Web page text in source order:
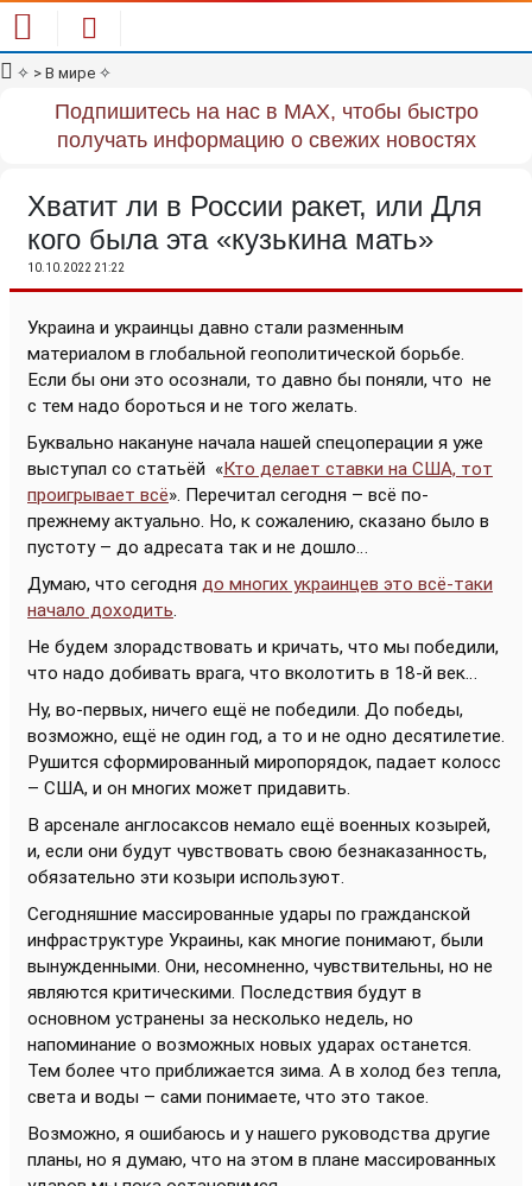
✧ > В мире ✧
Подпишитесь на нас в MAX, чтобы быстро
получать информацию о свежих новостях
Хватит ли в России ракет, или Для
кого была эта «кузькина мать»
10.10.2022 21:22
Украина и украинцы давно стали разменным
материалом в глобальной геополитической борьбе.
Если бы они это осознали, то давно бы поняли, что не
с тем надо бороться и не того желать.
Буквально накануне начала нашей спецоперации я уже
выступал со статьёй «Кто делает ставки на США, тот
проигрывает всё». Перечитал сегодня – всё по-
прежнему актуально. Но, к сожалению, сказано было в
пустоту – до адресата так и не дошло…
Думаю, что сегодня до многих украинцев это всё-таки
начало доходить.
Не будем злорадствовать и кричать, что мы победили,
что надо добивать врага, что вколотить в 18-й век…
Ну, во-первых, ничего ещё не победили. До победы,
возможно, ещё не один год, а то и не одно десятилетие.
Рушится сформированный миропорядок, падает колосс
– США, и он многих может придавить.
В арсенале англосаксов немало ещё военных козырей,
и, если они будут чувствовать свою безнаказанность,
обязательно эти козыри используют.
Сегодняшние массированные удары по гражданской
инфраструктуре Украины, как многие понимают, были
вынужденными. Они, несомненно, чувствительны, но не
являются критическими. Последствия будут в
основном устранены за несколько недель, но
напоминание о возможных новых ударах останется.
Тем более что приближается зима. А в холод без тепла,
света и воды – сами понимаете, что это такое.
Возможно, я ошибаюсь и у нашего руководства другие
планы, но я думаю, что на этом в плане массированных